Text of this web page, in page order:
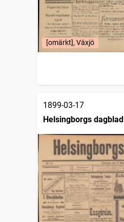
[omärkt], Växjö
1899-03-17
Helsingborgs dagblad